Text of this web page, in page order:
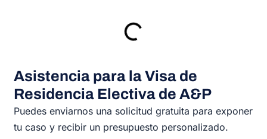
Asistencia para la Visa de
Residencia Electiva de A&P
Puedes enviarnos una solicitud gratuita para exponer
tu caso y recibir un presupuesto personalizado.